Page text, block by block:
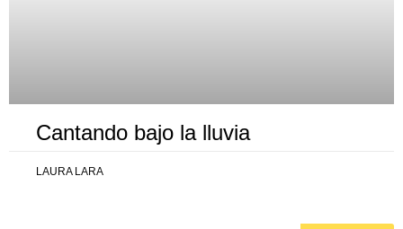
Cantando bajo la lluvia
LAURA LARA